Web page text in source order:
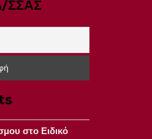
ΣΣΑΣ
στο Ειδικό